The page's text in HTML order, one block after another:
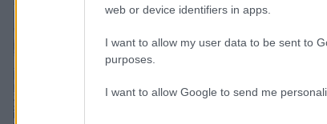
web or device identifiers in apps.
I want to allow my user data to be sent to
purposes.
I want to allow Google to send me